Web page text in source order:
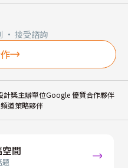
· 接受諮詢
計獎主辦單位Google 優質合作夥伴
道策略夥伴
間
題